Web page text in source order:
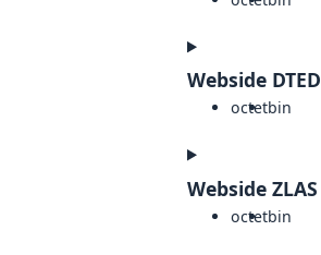
Webside DTED
octetbin
Webside ZLAS
octetbin